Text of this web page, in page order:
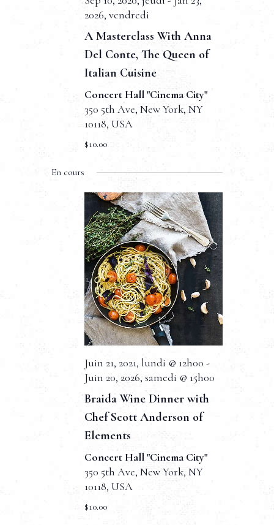
n
a
i
g
i
o
n
d
e
v
u
e
s
É
v
n
u
e
m
e
n
t
2026, vendredi
A Masterclass With Anna
Del Conte, The Queen of
Italian Cuisine
Concert Hall "Cinema City"
350 5th Ave, New York, NY
10118, USA
$10.00
En cours
Juin 21, 2021, lundi @ 12h00 -
Juin 20, 2026, samedi @ 15h00
Braida Wine Dinner with
Chef Scott Anderson of
Elements
Concert Hall "Cinema City"
350 5th Ave, New York, NY
10118, USA
$10.00